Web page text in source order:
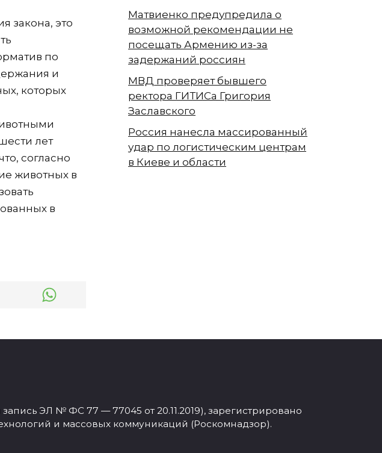
закона, это
по
и
которых
лет
согласно
животных в
в
Матвиенко предупредила о
возможной рекомендации не
посещать Армению из-за
задержаний россиян
МВД проверяет бывшего
ректора ГИТИСа Григория
Заславского
Россия нанесла массированный
удар по логистическим центрам
в Киеве и области
ЭЛ № ФС 77 — 77045 от 20.11.2019), зарегистрировано
и массовых коммуникаций (Роскомнадзор).